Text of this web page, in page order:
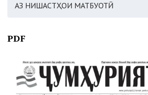
АЗ НИШАСТҲОИ МАТБУОТӢ
PDF